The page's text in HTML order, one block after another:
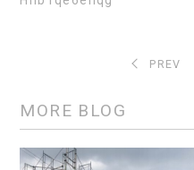
PREV
MORE BLOG